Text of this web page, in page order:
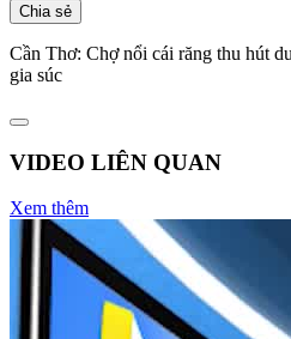
Chia sẻ
Cần Thơ: Chợ nổi cái răng thu hút
gia súc
VIDEO LIÊN QUAN
Xem thêm